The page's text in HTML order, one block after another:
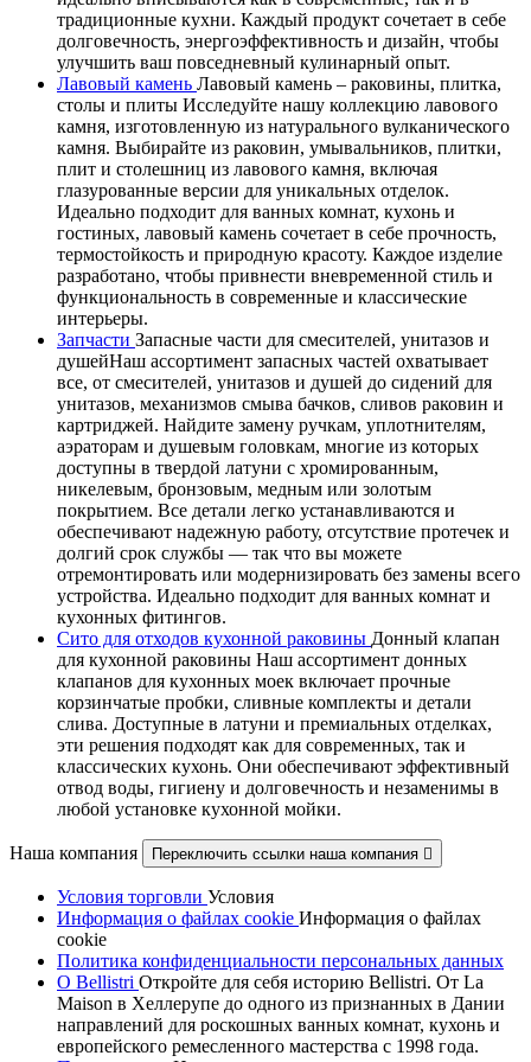
традиционные кухни. Каждый продукт сочетает в себе
долговечность, энергоэффективность и дизайн, чтобы
улучшить ваш повседневный кулинарный опыт.
Лавовый камень Лавовый камень – раковины, плитка,
столы и плиты Исследуйте нашу коллекцию лавового
камня, изготовленную из натурального вулканического
камня. Выбирайте из раковин, умывальников, плитки,
плит и столешниц из лавового камня, включая
глазурованные версии для уникальных отделок.
Идеально подходит для ванных комнат, кухонь и
гостиных, лавовый камень сочетает в себе прочность,
термостойкость и природную красоту. Каждое изделие
разработано, чтобы привнести вневременной стиль и
функциональность в современные и классические
интерьеры.
Запчасти Запасные части для смесителей, унитазов и
душейНаш ассортимент запасных частей охватывает
все, от смесителей, унитазов и душей до сидений для
унитазов, механизмов смыва бачков, сливов раковин и
картриджей. Найдите замену ручкам, уплотнителям,
аэраторам и душевым головкам, многие из которых
доступны в твердой латуни с хромированным,
никелевым, бронзовым, медным или золотым
покрытием. Все детали легко устанавливаются и
обеспечивают надежную работу, отсутствие протечек и
долгий срок службы — так что вы можете
отремонтировать или модернизировать без замены всего
устройства. Идеально подходит для ванных комнат и
кухонных фитингов.
Сито для отходов кухонной раковины Донный клапан
для кухонной раковины Наш ассортимент донных
клапанов для кухонных моек включает прочные
корзинчатые пробки, сливные комплекты и детали
слива. Доступные в латуни и премиальных отделках,
эти решения подходят как для современных, так и
классических кухонь. Они обеспечивают эффективный
отвод воды, гигиену и долговечность и незаменимы в
любой установке кухонной мойки.
Наша компания Переключить ссылки наша компания 
Условия торговли Условия
Информация о файлах cookie Информация о файлах
cookie
Политика конфиденциальности персональных данных
О Bellistri Откройте для себя историю Bellistri. От La
Maison в Хеллерупе до одного из признанных в Дании
направлений для роскошных ванных комнат, кухонь и
европейского ремесленного мастерства с 1998 года.